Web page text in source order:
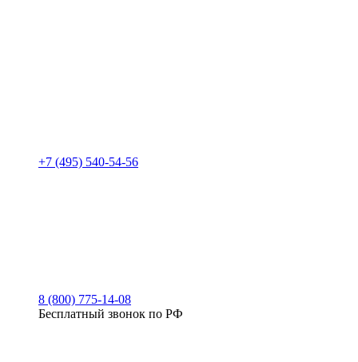
+7 (495) 540-54-56
8 (800) 775-14-08
Бесплатный звонок по РФ